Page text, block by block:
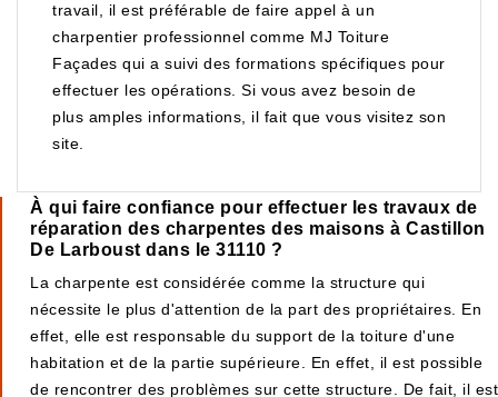
travail, il est préférable de faire appel à un
charpentier professionnel comme MJ Toiture
Façades qui a suivi des formations spécifiques pour
effectuer les opérations. Si vous avez besoin de
plus amples informations, il fait que vous visitez son
site.
À qui faire confiance pour effectuer les travaux de
réparation des charpentes des maisons à Castillon
De Larboust dans le 31110 ?
La charpente est considérée comme la structure qui
nécessite le plus d'attention de la part des propriétaires. En
effet, elle est responsable du support de la toiture d'une
habitation et de la partie supérieure. En effet, il est possible
de rencontrer des problèmes sur cette structure. De fait, il est